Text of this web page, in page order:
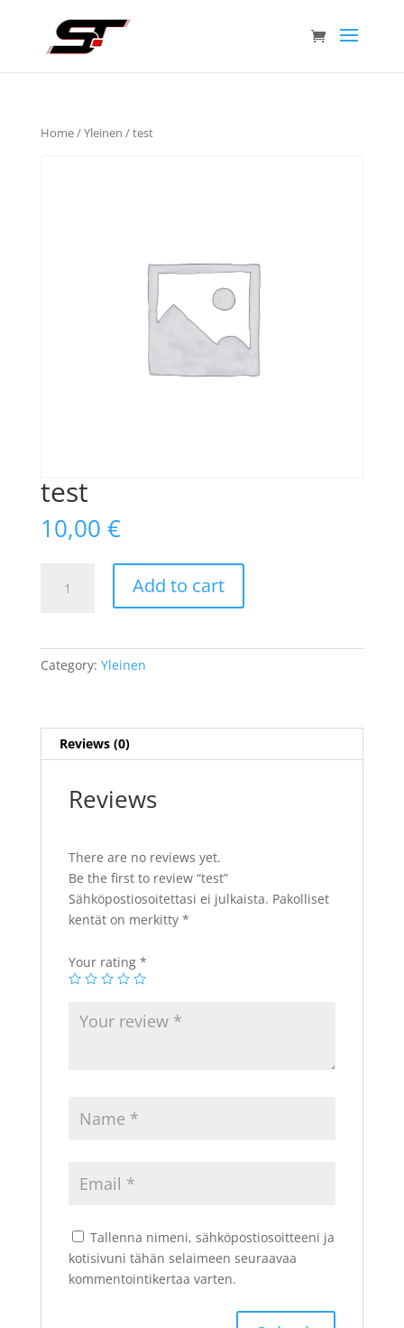
Home/Yleinen / test
test
10,00 €
quantity
Add to cart
Category: Yleinen
Reviews (0)
Reviews
There are no reviews yet.
Be the first to review “test”
Sähköpostiosoitettasi ei julkaista. Pakolliset
kentät on merkitty *
Your rating *
Tallenna nimeni, sähköpostiosoitteeni ja
kotisivuni tähän selaimeen seuraavaa
kommentointikertaa varten.